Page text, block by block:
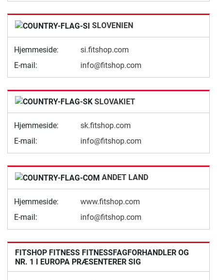
SLOVENIEN
Hjemmeside:
si.fitshop.com
E-mail:
info@fitshop.com
SLOVAKIET
Hjemmeside:
sk.fitshop.com
E-mail:
info@fitshop.com
ANDET LAND
Hjemmeside:
www.fitshop.com
E-mail:
info@fitshop.com
FITSHOP FITNESS FITNESSFAGFORHANDLER OG
NR. 1 I EUROPA PRÆSENTERER SIG